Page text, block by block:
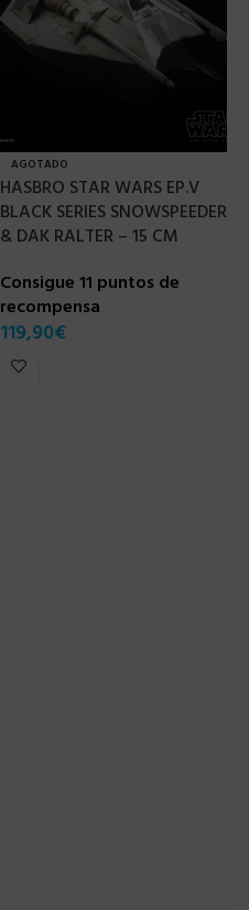
AGOTADO
HASBRO STAR WARS EP.V
BLACK SERIES SNOWSPEEDER
& DAK RALTER – 15 CM
Consigue 11 puntos de
recompensa
119,90€